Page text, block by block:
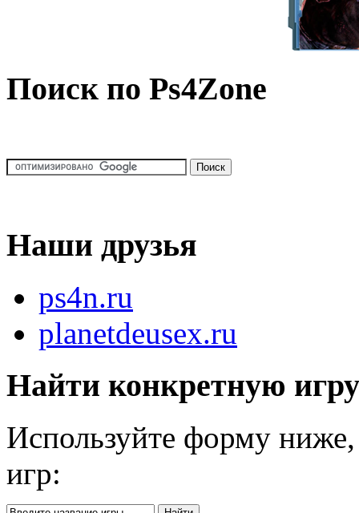
Поиск по Ps4Zone
Наши друзья
ps4n.ru
planetdeusex.ru
Найти конкретную
Используйте форму
игр: